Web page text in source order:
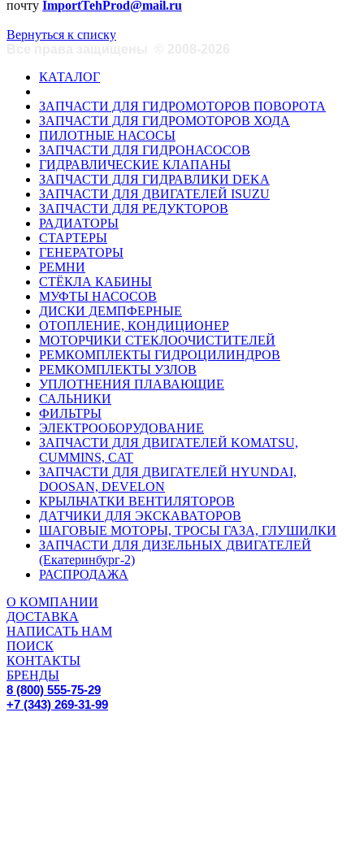
почту ImportTehProd@mail.ru
Вернуться к списку
КАТАЛОГ
ЗАПЧАСТИ ДЛЯ ГИДРОМОТОРОВ ПОВОРОТА
ЗАПЧАСТИ ДЛЯ ГИДРОМОТОРОВ ХОДА
ПИЛОТНЫЕ НАСОСЫ
ЗАПЧАСТИ ДЛЯ ГИДРОНАСОСОВ
ГИДРАВЛИЧЕСКИЕ КЛАПАНЫ
ЗАПЧАСТИ ДЛЯ ГИДРАВЛИКИ DEKA
ЗАПЧАСТИ ДЛЯ ДВИГАТЕЛЕЙ ISUZU
ЗАПЧАСТИ ДЛЯ РЕДУКТОРОВ
РАДИАТОРЫ
СТАРТЕРЫ
ГЕНЕРАТОРЫ
РЕМНИ
СТЁКЛА КАБИНЫ
МУФТЫ НАСОСОВ
ДИСКИ ДЕМПФЕРНЫЕ
ОТОПЛЕНИЕ, КОНДИЦИОНЕР
МОТОРЧИКИ СТЕКЛООЧИСТИТЕЛЕЙ
РЕМКОМПЛЕКТЫ ГИДРОЦИЛИНДРОВ
РЕМКОМПЛЕКТЫ УЗЛОВ
УПЛОТНЕНИЯ ПЛАВАЮЩИЕ
САЛЬНИКИ
ФИЛЬТРЫ
ЭЛЕКТРООБОРУДОВАНИЕ
ЗАПЧАСТИ ДЛЯ ДВИГАТЕЛЕЙ KOMATSU,
CUMMINS, CAT
ЗАПЧАСТИ ДЛЯ ДВИГАТЕЛЕЙ HYUNDAI,
DOOSAN, DEVELON
КРЫЛЬЧАТКИ ВЕНТИЛЯТОРОВ
ДАТЧИКИ ДЛЯ ЭКСКАВАТОРОВ
ШАГОВЫЕ МОТОРЫ, ТРОСЫ ГАЗА, ГЛУШИЛКИ
ЗАПЧАСТИ ДЛЯ ДИЗЕЛЬНЫХ ДВИГАТЕЛЕЙ
(Екатеринбург-2)
РАСПРОДАЖА
О КОМПАНИИ
ДОСТАВКА
НАПИСАТЬ НАМ
ПОИСК
КОНТАКТЫ
БРЕНДЫ
8 (800) 555-75-29
+7 (343) 269-31-99